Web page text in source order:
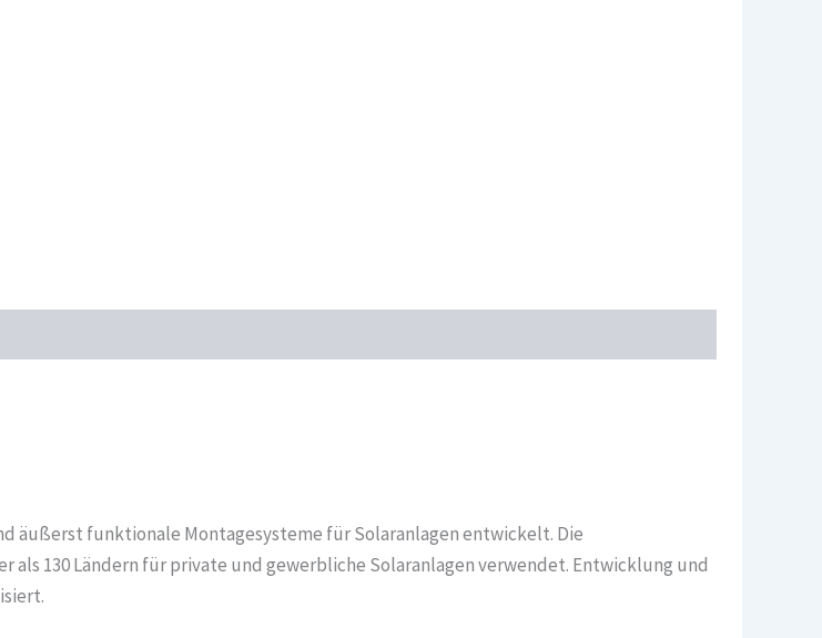
äußerst funktionale Montagesysteme für Solaranlagen entwickelt. Die
130 Ländern für private und gewerbliche Solaranlagen verwendet. Entwicklung und